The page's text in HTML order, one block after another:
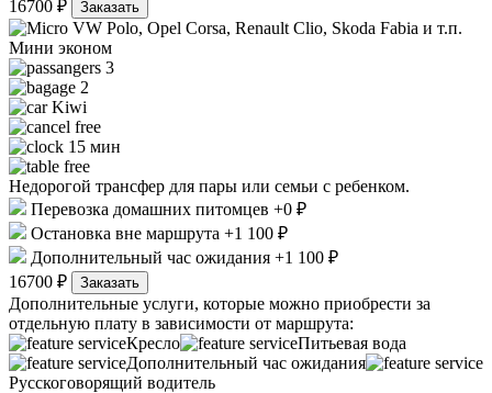
16700 ₽ Заказать
VW Polo, Opel Corsa, Renault Clio, Skoda Fabia и т.п.
Мини эконом
3
2
Kiwi
free
15 мин
free
Недорогой трансфер для пары или семьи с ребенком.
Перевозка домашних питомцев +0 ₽
Остановка вне маршрута +1 100 ₽
Дополнительный час ожидания +1 100 ₽
16700 ₽
Заказать
Дополнительные услуги, которые можно приобрести за
отдельную плату в зависимости от маршрута:
Кресло
Питьевая вода
Дополнительный час ожидания
Русскоговорящий водитель